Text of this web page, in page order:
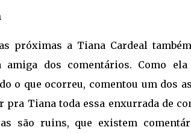
próximas a Tiana Cardeal
amiga dos comentários. Como
o que ocorreu, comentou um dos
pra Tiana toda essa enxurrada de
são ruins, que existem